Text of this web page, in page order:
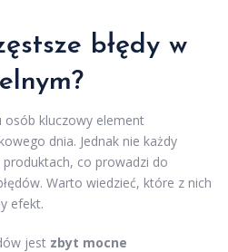
błędy w
osób kluczowy element
dnia. Jednak nie każdy
co prowadzi do
Warto wiedzieć, które z nich
efekt.
jest zbyt mocne